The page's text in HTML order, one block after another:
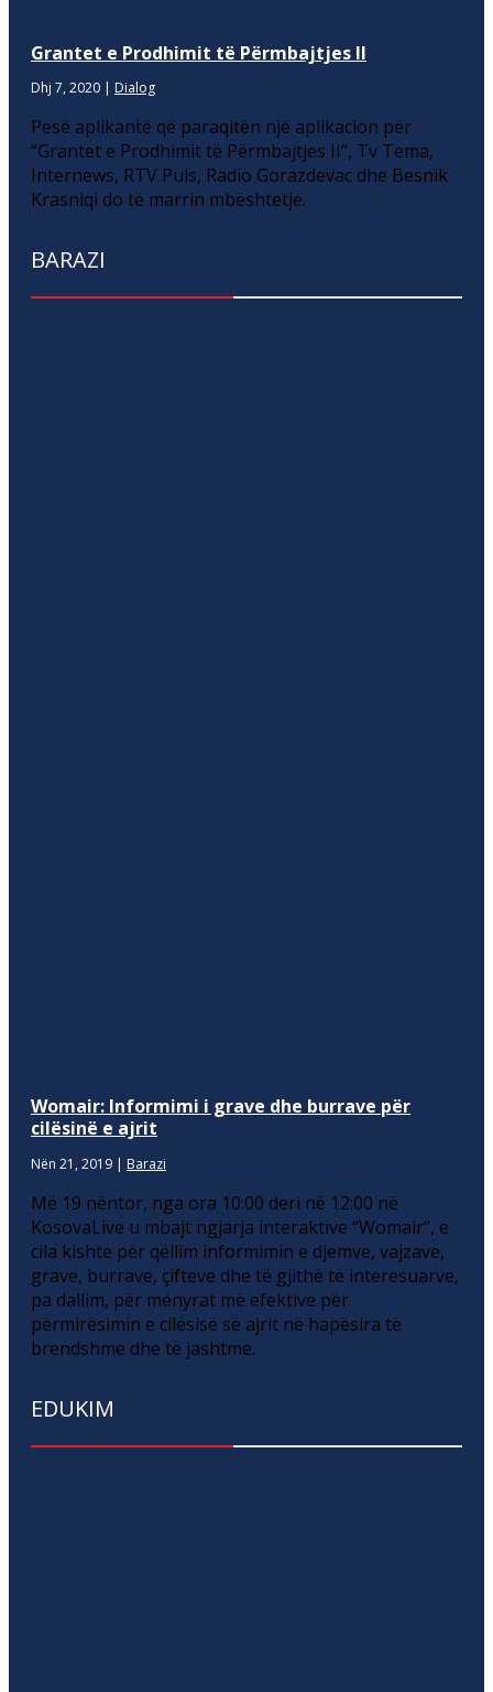
Grantet e Prodhimit të Përmbajtjes II
Dhj 7, 2020 | Dialog
Pesë aplikantë që paraqitën një aplikacion për
“Grantet e Prodhimit të Përmbajtjes II”, Tv Tema,
Internews, RTV Puls, Radio Gorazdevac dhe Besnik
Krasniqi do të marrin mbështetje.
BARAZI
Womair: Informimi i grave dhe burrave për
cilësinë e ajrit
Nën 21, 2019 | Barazi
Më 19 nëntor, nga ora 10:00 deri në 12:00 në
KosovaLive u mbajt ngjarja interaktive “Womair”, e
cila kishte për qëllim informimin e djemve, vajzave,
grave, burrave, çifteve dhe të gjithë të interesuarve,
pa dallim, për mënyrat më efektive për
përmirësimin e cilësisë së ajrit në hapësira të
brendshme dhe të jashtme.
EDUKIM